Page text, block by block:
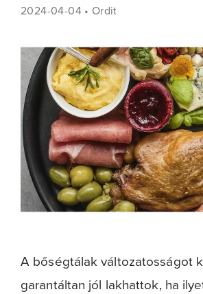
2024-04-04 • Ordit
A bőségtálak változatosságot
garantáltan jól lakhattok, ha